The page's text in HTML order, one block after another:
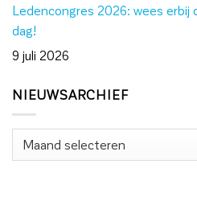
Ledencongres 2026: wees erbij
dag!
9 juli 2026
NIEUWSARCHIEF
Nieuwsarchief